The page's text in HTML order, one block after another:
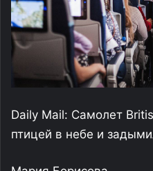
Daily Mail: Самолет
птицей в небе и